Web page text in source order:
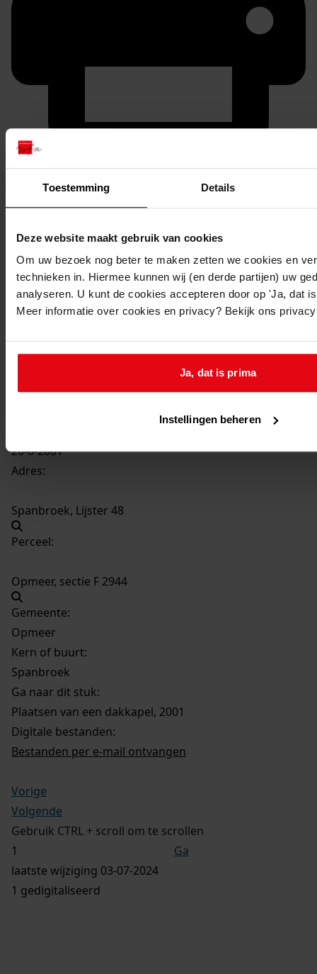
Toestemming Details
Deze website maakt gebruik van cookies
Om uw bezoek nog beter te maken zetten we cookies en
technieken in. Hiermee kunnen wij (en derde partijen) uw
analyseren. U kunt de cookies accepteren door op 'Ja, dat
Meer informatie over cookies en privacy? Bekijk ons
Ja, dat is prima
Instellingen beheren
Printen
duurzaam webadres
Inventaris
3. Derde 1000
Datering:
Beschrijving:
20-6-2001
Adres:
Spanbroek, Lijster 48
Perceel:
Opmeer, sectie F 2944
Gemeente:
Opmeer
Kern of buurt:
Spanbroek
Ga naar dit stuk:
Plaatsen van een dakkapel, 2001
Digitale bestanden:
Bestanden per e-mail ontvangen
Vorige
Volgende
Gebruik CTRL + scroll om te scrollen
Ga
laatste wijziging 03-07-2024
1 gedigitaliseerd